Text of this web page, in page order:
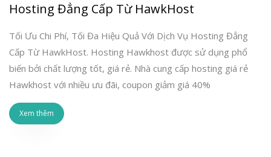
Hosting Đẳng Cấp Từ HawkHost
Tối Ưu Chi Phí, Tối Đa Hiệu Quả Với Dịch Vụ Hosting Đẳng
Cấp Từ HawkHost. Hosting Hawkhost được sử dụng phổ
biến bởi chất lượng tốt, giá rẻ. Nhà cung cấp hosting giá rẻ
Hawkhost với nhiều ưu đãi, coupon giảm giá 40%
Xem thêm